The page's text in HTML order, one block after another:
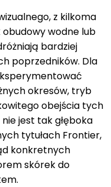
z kilkoma
wodne lub
bardziej
poprzedników. Dla
okresów, tryb
obejścia tych
jest tak głęboka
tytułach Frontier,
konkretnych
skórek do